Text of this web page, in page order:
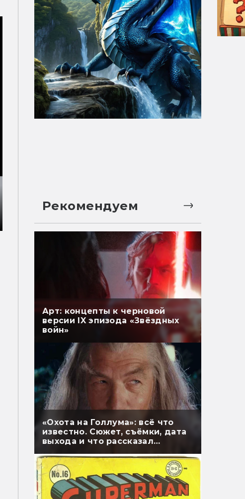
Рекомендуем
Арт: концепты к черновой
версии IX эпизода «Звёздных
войн»
«Охота на Голлума»: всё что
известно. Сюжет, съёмки, дата
выхода и что рассказал